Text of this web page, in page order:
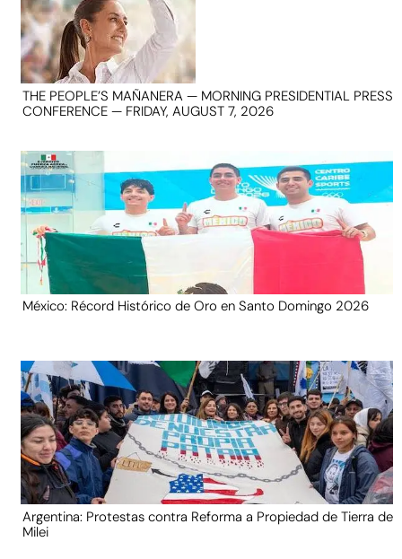
THE PEOPLE’S MAÑANERA — MORNING PRESIDENTIAL PRESS
CONFERENCE — FRIDAY, AUGUST 7, 2026
México: Récord Histórico de Oro en Santo Domingo 2026
Argentina: Protestas contra Reforma a Propiedad de Tierra de
Milei